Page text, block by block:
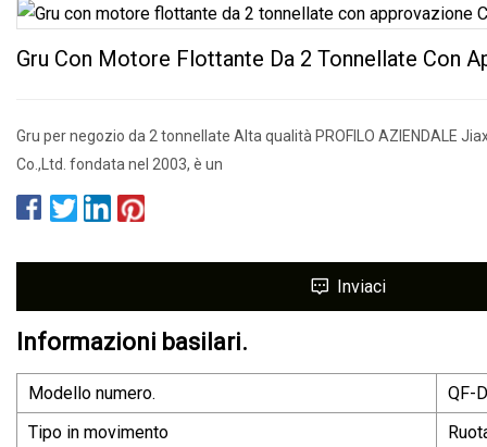
Gru Con Motore Flottante Da 2 Tonnellate Con
Gru per negozio da 2 tonnellate Alta qualità PROFILO AZIENDALE
Co.,Ltd. fondata nel 2003, è un
Inviaci
Informazioni basilari.
Modello numero.
QF-
Tipo in movimento